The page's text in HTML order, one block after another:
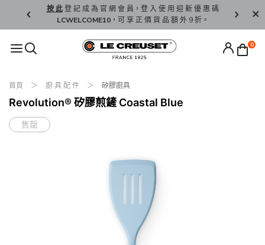
按 此登 記 成 為 官 網 會 員，登 入 使 用 迎 新 優 惠 碼
LCWELCOME10，可 享 正 價 貨 品 額 外 9 折。
香 港 / 澳
0
首頁 廚 具 配 件 矽膠廚具
Revolution® 矽膠煎鏟 Coastal Blue
售罄